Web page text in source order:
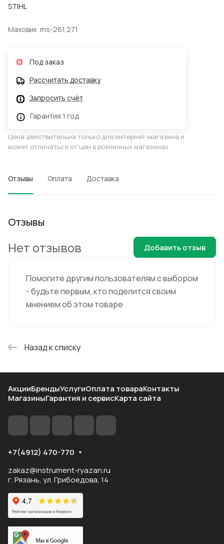
STIHL
Маховик ms-261,271
Под заказ
Рассчитать доставку
Запросить счёт
Гарантия 1 год
Цена действительна только для интернет-магазина и
может отличаться от цен в розничных магазинах
Отзывы Оплата Доставка
Отзывы
Помогите другим пользователям с выбором
- будьте первым, кто поделится своим
мнением об этом товаре
Нет отзывов Добавить отзыв
Назад к списку
АкцииБрендыУслугиОплата товараКонтакты
МагазиныГарантия и сервисКарта сайта
+7(4912) 470-770
zakaz@instrument-ryazan.ru
г. Рязань, ул. Грибоедова, 14